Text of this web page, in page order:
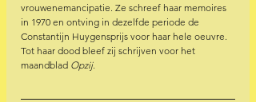
vrouwenemancipatie. Ze schreef haar memoires
in 1970 en ontving in dezelfde periode de
Constantijn Huygensprijs voor haar hele oeuvre.
Tot haar dood bleef zij schrijven voor het
maandblad Opzij.